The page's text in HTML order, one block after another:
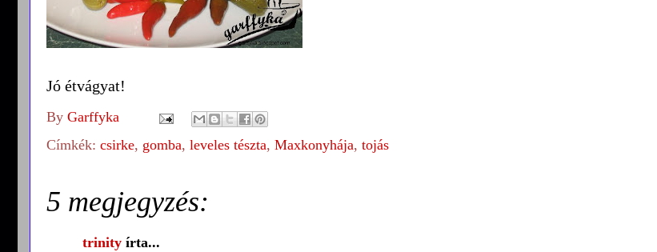
Jó étvágyat!
By Garffyka
Címkék: csirke, gomba, leveles tészta, Maxkonyhája, tojás
5 megjegyzés:
trinity írta...